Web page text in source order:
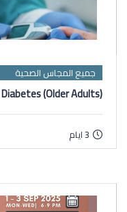
جميع المجاس الصحية
(Older Adults)
3 ايام